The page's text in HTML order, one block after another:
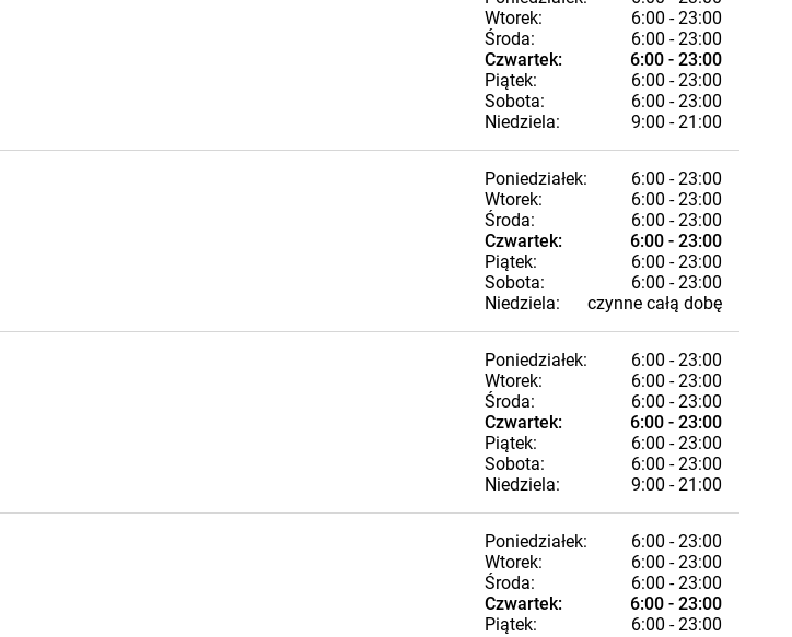
Wtorek:
6:00 - 23:00
Środa:
6:00 - 23:00
Czwartek:
6:00 - 23:00
Piątek:
6:00 - 23:00
Sobota:
6:00 - 23:00
Niedziela:
9:00 - 21:00
Poniedziałek:
6:00 - 23:00
Wtorek:
6:00 - 23:00
Środa:
6:00 - 23:00
Czwartek:
6:00 - 23:00
Piątek:
6:00 - 23:00
Sobota:
6:00 - 23:00
Niedziela:
czynne całą dobę
Poniedziałek:
6:00 - 23:00
Wtorek:
6:00 - 23:00
Środa:
6:00 - 23:00
Czwartek:
6:00 - 23:00
Piątek:
6:00 - 23:00
Sobota:
6:00 - 23:00
Niedziela:
9:00 - 21:00
Poniedziałek:
6:00 - 23:00
Wtorek:
6:00 - 23:00
Środa:
6:00 - 23:00
Czwartek:
6:00 - 23:00
Piątek:
6:00 - 23:00